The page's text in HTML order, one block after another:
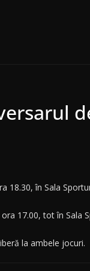
18.30, în Sala
17.00, tot în Sala
la ambele jocuri.